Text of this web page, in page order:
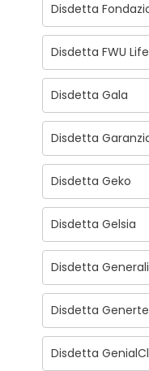
Disdetta
Disdetta FWU
Disdetta Gala
Disdetta
Disdetta Geko
Disdetta Gelsia
Disdetta
Disdetta
Disdetta